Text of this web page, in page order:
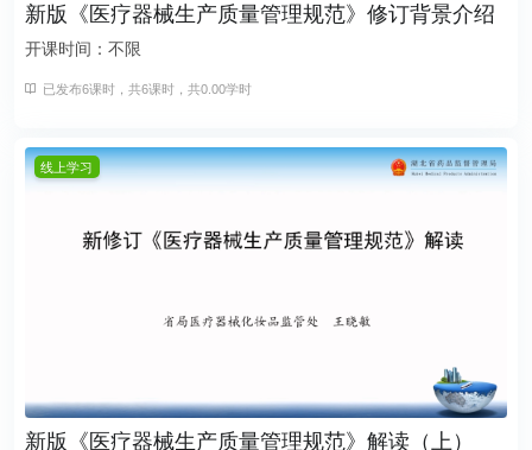
新版《医疗器械生产质量管理规范》修订背景介绍
开课时间：不限
已发布6课时，共6课时，共0.00学时
线上学习
新版《医疗器械生产质量管理规范》解读（上）